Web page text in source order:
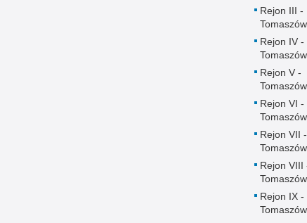
Rejon III -
Rejon IV -
Rejon V -
Rejon VI -
Rejon VII -
Rejon VIII
Rejon IX -